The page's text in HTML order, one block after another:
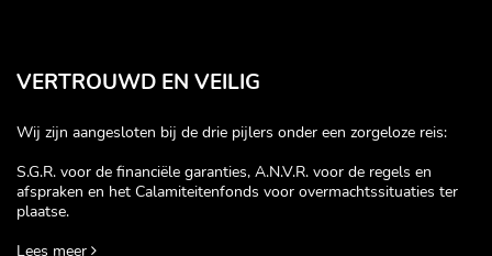
VERTROUWD EN VEILIG
Wij zijn aangesloten bij de drie pijlers onder een zorgeloze reis:
S.G.R. voor de financiële garanties, A.N.V.R. voor de regels en
afspraken en het Calamiteitenfonds voor overmachtssituaties ter
plaatse.
Lees meer